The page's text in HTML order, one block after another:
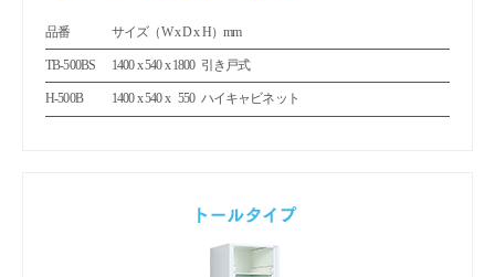
品番 サイズ（W x D x H）mm
TB-500BS 1400 x 540 x 1800 引き戸式
H-500B 1400 x 540 x 0550 ハイキャビネット